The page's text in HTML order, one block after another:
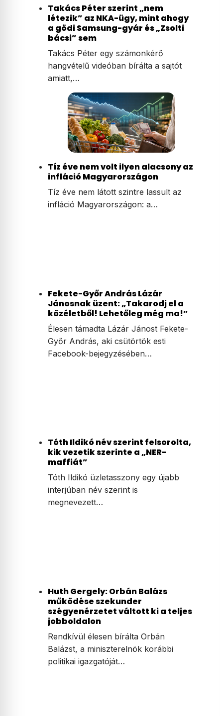
Takács Péter szerint „nem
létezik” az NKA-ügy, mint ahogy
a gödi Samsung-gyár és „Zsolti
bácsi” sem
Takács Péter egy számonkérő
hangvételű videóban bírálta a sajtót
amiatt,…
Tíz éve nem volt ilyen alacsony az
infláció Magyarországon
Tíz éve nem látott szintre lassult az
infláció Magyarországon: a…
Fekete-Győr András Lázár
Jánosnak üzent: „Takarodj el a
közéletből! Lehetőleg még ma!”
Élesen támadta Lázár Jánost Fekete-
Győr András, aki csütörtök esti
Facebook-bejegyzésében…
Tóth Ildikó név szerint felsorolta,
kik vezetik szerinte a „NER-
maffiát”
Tóth Ildikó üzletasszony egy újabb
interjúban név szerint is
megnevezett…
Huth Gergely: Orbán Balázs
működése szekunder
szégyenérzetet váltott ki a teljes
jobboldalon
Rendkívül élesen bírálta Orbán
Balázst, a miniszterelnök korábbi
politikai igazgatóját…